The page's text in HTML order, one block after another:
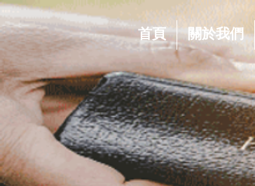
首頁 關於我們